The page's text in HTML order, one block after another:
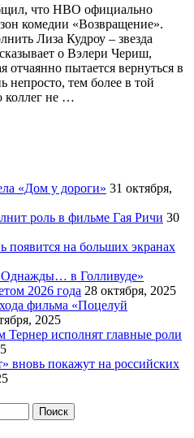
что HBO официально
комедии «Возвращение».
Лиза Кудроу – звезда
о Вэлери Чериш,
отчаянно пытается вернуться в
непросто, тем более в той
коллег не …
«Дом у дороги» 31 октября,
роль в фильме Гая Ричи 30
появится на больших экранах
в Голливуде»
2026 года 28 октября, 2025
фильма «Поцелуй
2025
исполнят главные роли
вновь покажут на российских